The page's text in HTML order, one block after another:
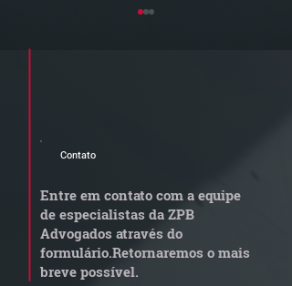
INFORMATIVO
TRANSPORTE E
LOGÍSTICA #76
Contato
Entre em contato com a equipe
de especialistas da ZPB
Advogados através do
formulário.Retornaremos o mais
breve possível.